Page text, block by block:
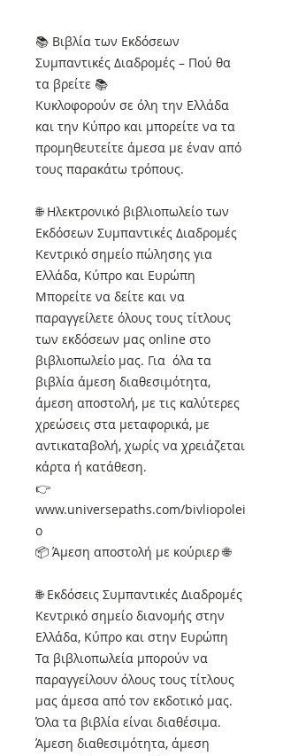
📚 Βιβλία των Εκδόσεων
Συμπαντικές Διαδρομές – Πού θα
τα βρείτε 📚
Κυκλοφορούν σε όλη την Ελλάδα
και την Κύπρο και μπορείτε να τα
προμηθευτείτε άμεσα με έναν από
τους παρακάτω τρόπους.
🌐 Ηλεκτρονικό βιβλιοπωλείο των
Εκδόσεων Συμπαντικές Διαδρομές
Κεντρικό σημείο πώλησης για
Ελλάδα, Κύπρο και Ευρώπη
Μπορείτε να δείτε και να
παραγγείλετε όλους τους τίτλους
των εκδόσεων μας online στο
βιβλιοπωλείο μας. Για όλα τα
βιβλία άμεση διαθεσιμότητα,
άμεση αποστολή, με τις καλύτερες
χρεώσεις στα μεταφορικά, με
αντικαταβολή, χωρίς να χρειάζεται
κάρτα ή κατάθεση.
👉
www.universepaths.com/bivliopolei
o
📦 Άμεση αποστολή με κούριερ 🌐
🌐 Εκδόσεις Συμπαντικές Διαδρομές
Κεντρικό σημείο διανομής στην
Ελλάδα, Κύπρο και στην Ευρώπη
Τα βιβλιοπωλεία μπορούν να
παραγγείλουν όλους τους τίτλους
μας άμεσα από τον εκδοτικό μας.
Όλα τα βιβλία είναι διαθέσιμα.
Άμεση διαθεσιμότητα, άμεση